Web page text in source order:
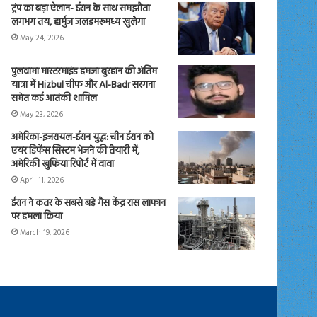
ट्रंप का बड़ा ऐलान- ईरान के साथ समझौता
लगभग तय, हार्मुज जलडमरूमध्य खुलेगा
May 24, 2026
पुलवामा मास्टरमाइंड हमजा बुरहान की अंतिम
यात्रा में Hizbul चीफ और Al-Badr सरगना
समेत कई आतंकी शामिल
May 23, 2026
अमेरिका-इजरायल-ईरान युद्ध: चीन ईरान को
एयर डिफेंस सिस्टम भेजने की तैयारी में,
अमेरिकी खुफिया रिपोर्ट में दावा
April 11, 2026
ईरान ने कतर के सबसे बड़े गैस केंद्र रास लाफान
पर हमला किया
March 19, 2026